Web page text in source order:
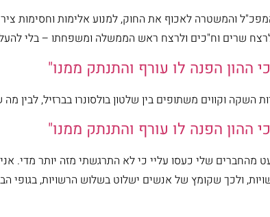
והמשטרה לאכוף את החוק, למנוע אלימות וחסימות
שרים וח"כים ולרצח ראש הממשלה ומשפחתו – בלי
ההון הפנה לו עורף והתנתק ממנו"
השקה וקווים משתופים בין שלטון בולסונרו בברזיל, לבין
ההון הפנה לו עורף והתנתק ממנו"
מהחברים שלי כעסו עליי כי לא התרגשתי מזה יותר מדי.
ולכך שקומץ של אנשים ישלוט בשלוש הרשויות,